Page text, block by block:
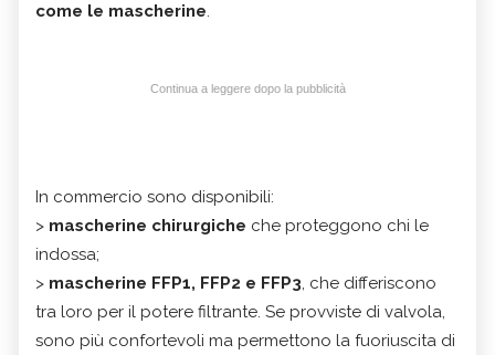
come le mascherine.
Continua a leggere dopo la pubblicità
In commercio sono disponibili:
> mascherine chirurgiche che proteggono chi le
indossa;
> mascherine FFP1, FFP2 e FFP3, che differiscono
tra loro per il potere filtrante. Se provviste di valvola,
sono più confortevoli ma permettono la fuoriuscita di